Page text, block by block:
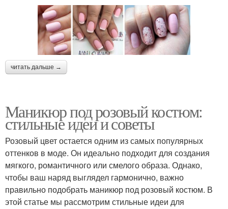
читать дальше →
Маникюр под розовый костюм:
стильные идеи и советы
Розовый цвет остается одним из самых популярных
оттенков в моде. Он идеально подходит для создания
мягкого, романтичного или смелого образа. Однако,
чтобы ваш наряд выглядел гармонично, важно
правильно подобрать маникюр под розовый костюм. В
этой статье мы рассмотрим стильные идеи для